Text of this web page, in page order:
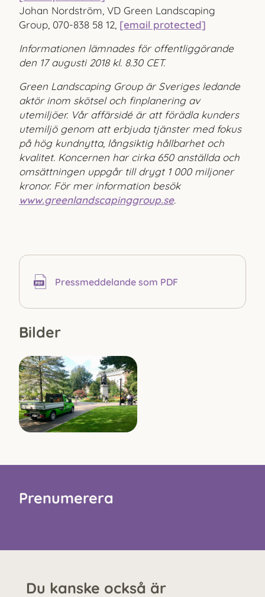
Johan Nordström, VD Green Landscaping
Group, 070-838 58 12, [email protected]
Informationen lämnades för offentliggörande
den 17 augusti 2018 kl. 8.30 CET.
Green Landscaping Group är Sveriges ledande
aktör inom skötsel och finplanering av
utemiljöer. Vår affärsidé är att förädla kunders
utemiljö genom att erbjuda tjänster med fokus
på hög kundnytta, långsiktig hållbarhet och
kvalitet. Koncernen har cirka 650 anställda och
omsättningen uppgår till drygt 1 000 miljoner
kronor. För mer information besök
www.greenlandscapinggroup.se.
Pressmeddelande som PDF
Bilder
Prenumerera
Du kanske också är